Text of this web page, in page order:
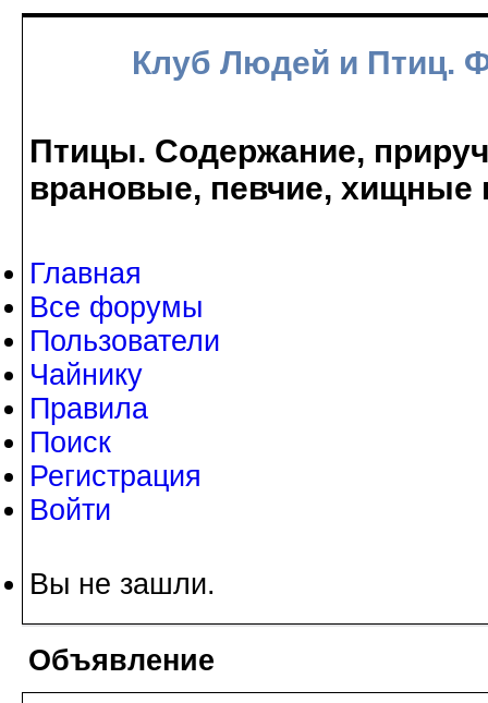
Клуб Людей и Птиц.
Птицы. Содержание,
врановые, певчие, хищные
Главная
Все форумы
Пользователи
Чайнику
Правила
Поиск
Регистрация
Войти
Вы не зашли.
Объявление